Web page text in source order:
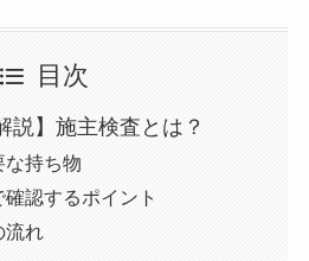
目次
説】施主検査とは？
な持ち物
認するポイント
流れ